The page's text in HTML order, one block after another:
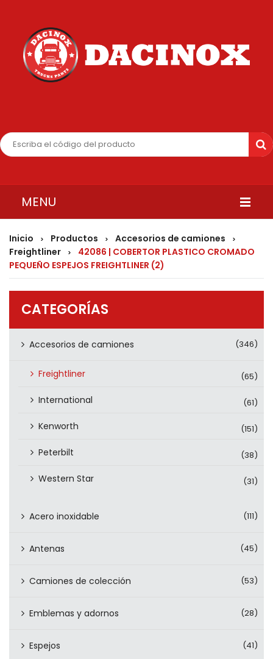
MENU
INICIO
QUIENES SOMOS
PRODUCTOS
CONTÁCTENOS
Inicio > Productos > Accesorios de camiones >
Freightliner >
42086 | COBERTOR PLASTICO CROMADO
PEQUEÑO ESPEJOS FREIGHTLINER (2)
CATEGORÍAS
Accesorios de camiones (346)
Freightliner (65)
International (61)
Kenworth (151)
Peterbilt (38)
Western Star (31)
Acero inoxidable (111)
Antenas (45)
Camiones de colección (53)
Emblemas y adornos (28)
Espejos (41)